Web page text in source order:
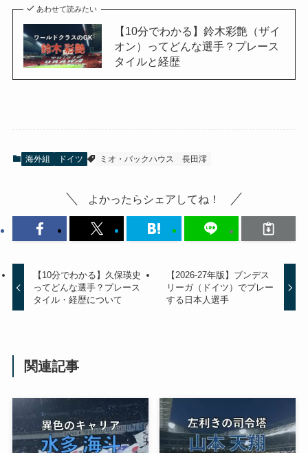
あわせて読みたい
【10分でわかる】鈴木彩艶（ザイ
オン）ってどんな選手？プレース
タイルと経歴
海外組 ドイツ ミオ・バックハウス 長田澪
よかったらシェアしてね！
【10分でわかる】久保瑛史
ってどんな選手？プレース
タイル・経歴について
【2026-27年版】ブンデス
リーガ（ドイツ）でプレー
する日本人選手
関連記事